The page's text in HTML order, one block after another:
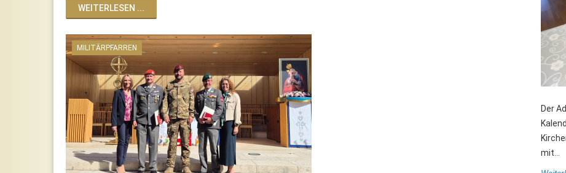
WEITERLESEN ...
MILITÄRPFARREN
Der
mit...